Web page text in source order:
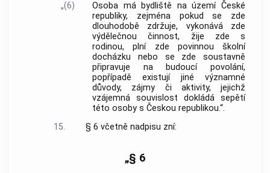
„(6)
Osoba má bydliště na území České
republiky, zejména pokud se zde
dlouhodobě zdržuje, vykonává zde
výdělečnou činnost, žije zde s
rodinou, plní zde povinnou školní
docházku nebo se zde soustavně
připravuje na budoucí povolání,
popřípadě existují jiné významné
důvody, zájmy či aktivity, jejichž
vzájemná souvislost dokládá sepětí
této osoby s Českou republikou.“.
15.
§ 6 včetně nadpisu zní:
„§ 6